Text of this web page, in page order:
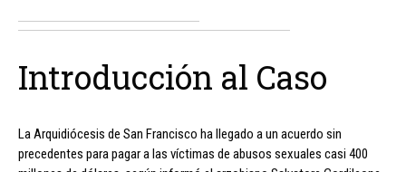
Introducción al Caso
La Arquidiócesis de San Francisco ha llegado a un acuerdo sin
precedentes para pagar a las víctimas de abusos sexuales casi 400